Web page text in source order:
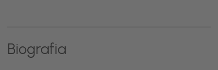
Biografia